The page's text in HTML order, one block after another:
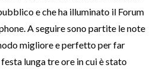
e che ha illuminato il Forum
A seguire sono partite le note
migliore e perfetto per far
lunga tre ore in cui è stato